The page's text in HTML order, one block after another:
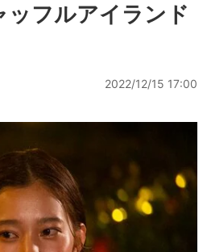
フルアイランド
2022/12/15 17:00